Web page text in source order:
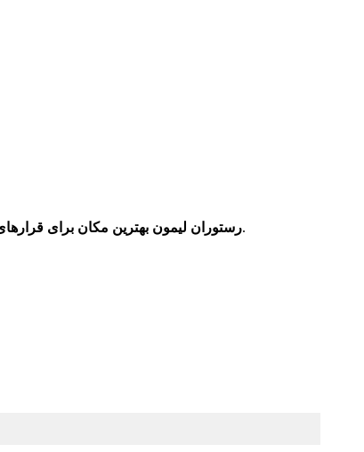
رستوران لیمون بهترین مکان برایراحت‌تر و سریع‌تر به این شهر سفر کنید.